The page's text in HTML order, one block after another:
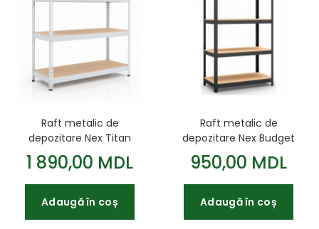
Raft metalic de
depozitare Nex Titan
1800x1600x600 mm 4
rafturi PAL galvanizat
1 890,00 MDL
Adaugă în coș
Raft metalic de
depozitare Nex Budget
2000x1000x400 mm 5
rafturi MDF antracit
950,00 MDL
Adaugă în coș